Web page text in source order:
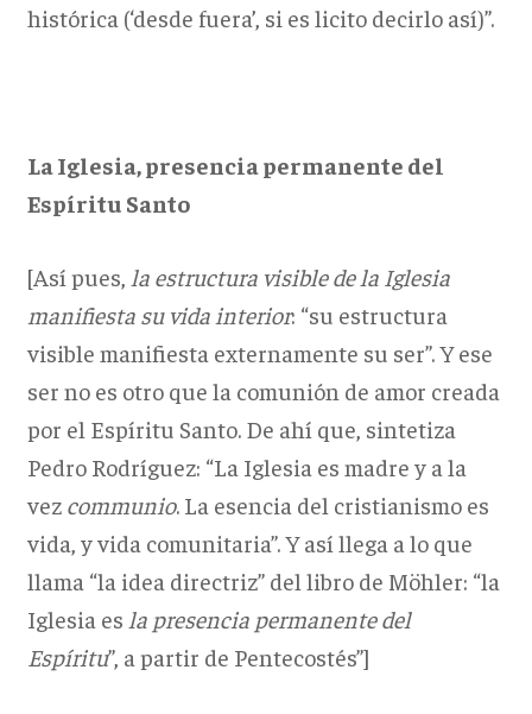
histórica (‘desde fuera’, si es licito decirlo así)”.
La Iglesia, presencia permanente del
Espíritu Santo
[Así pues, la estructura visible de la Iglesia
manifiesta su vida interior: “su estructura
visible manifiesta externamente su ser”. Y ese
ser no es otro que la comunión de amor creada
por el Espíritu Santo. De ahí que, sintetiza
Pedro Rodríguez: “La Iglesia es madre y a la
vez communio. La esencia del cristianismo es
vida, y vida comunitaria”. Y así llega a lo que
llama “la idea directriz” del libro de Möhler: “la
Iglesia es la presencia permanente del
Espíritu”, a partir de Pentecostés”]